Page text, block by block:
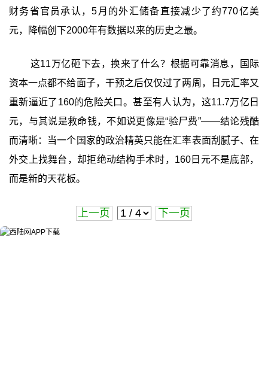
财务省官员承认，5月的外汇储备直接减少了约770亿美
元，降幅创下2000年有数据以来的历史之最。
这11万亿砸下去，换来了什么？根据可靠消息，国际
资本一点都不给面子，干预之后仅仅过了两周，日元汇率又
重新逼近了160的危险关口。甚至有人认为，这11.7万亿日
元，与其说是救命钱，不如说更像是“验尸费”——结论残酷
而清晰：当一个国家的政治精英只能在汇率表面刮腻子、在
外交上找舞台，却拒绝动结构手术时，160日元不是底部，
而是新的天花板。
上一页 下一页